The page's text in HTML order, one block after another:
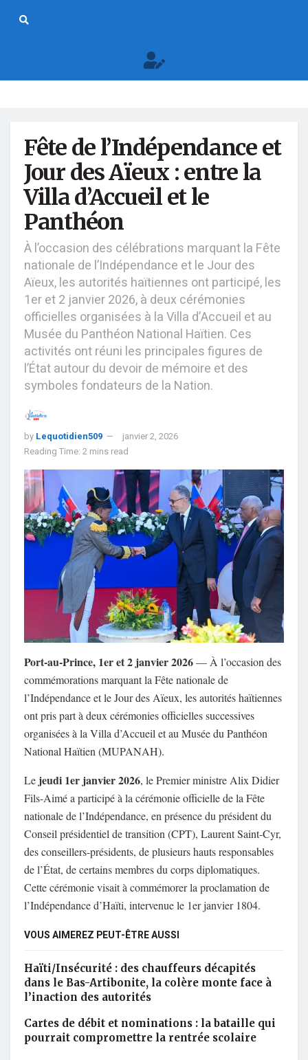
Fête de l’Indépendance et
Jour des Aïeux : entre la
Villa d’Accueil et le
Panthéon
À l’occasion des célébrations marquant la Fête
nationale de l’Indépendance et le Jour des
Aïeux, les autorités haïtiennes ont participé, les
1er et 2 janvier 2026, à deux cérémonies
officielles organisées à la Villa d’Accueil et au
Musée du Panthéon National Haïtien. Ces
activités ont réuni les principales figures de
l’État autour du devoir de mémoire et des
symboles fondateurs de la Nation.
by Lequotidien509
janvier 2, 2026
Reading Time: 2 mins read
Port-au-Prince, 1er et 2 janvier 2026— À l’occasion des
commémorations marquant la Fête nationale de
l’Indépendance et le Jour des Aïeux, les autorités haïtiennes
ont pris part à deux cérémonies officielles successives
organisées à la Villa d’Accueil et au Musée du Panthéon
National Haïtien (MUPANAH).
Le jeudi 1er janvier 2026, le Premier ministre Alix Didier
Fils-Aimé a participé à la cérémonie officielle de la Fête
nationale de l’Indépendance, en présence du président du
Conseil présidentiel de transition (CPT), Laurent Saint-Cyr,
des conseillers-présidents, de plusieurs hauts responsables
de l’État, de certains membres du corps diplomatiques.
Cette cérémonie visait à commémorer la proclamation de
l’Indépendance d’Haïti, intervenue le 1er janvier 1804.
VOUS AIMEREZ PEUT-ÊTRE AUSSI
Haïti/Insécurité : des chauffeurs décapités
dans le Bas-Artibonite, la colère monte face à
l’inaction des autorités
Cartes de débit et nominations : la bataille qui
pourrait compromettre la rentrée scolaire